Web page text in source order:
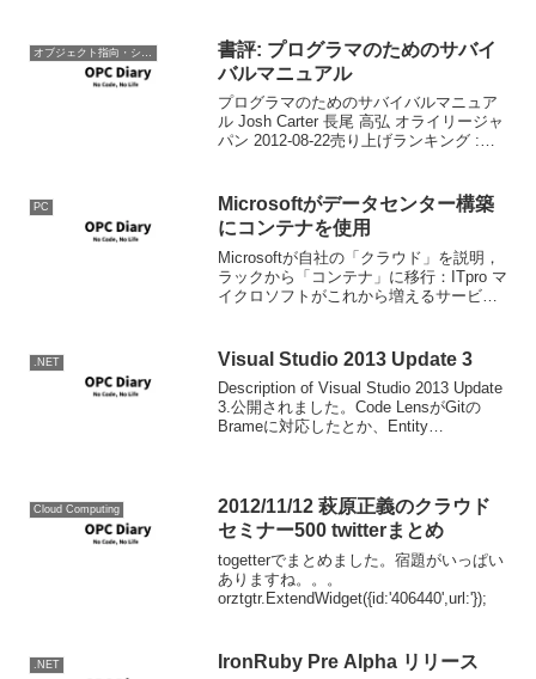
そのフォルダの右クリックでGit Bash
He...
オブジェクト指向・システム開発
書評: プログラマのためのサバイ
バルマニュアル
プログラマのためのサバイバルマニュア
ル Josh Carter 長尾 高弘 オライリージャ
パン 2012-08-22売り上げランキング :
PC
Microsoftがデータセンター構築
にコンテナを使用
Microsoftが自社の「クラウド」を説明，
ラックから「コンテナ」に移行：ITpro マ
イクロソフトがこれから増えるサービス
ベースではなくコンテナを使用して設備
の増強...
.NET Visual Studio 2013 Update 3
Description of Visual Studio 2013 Update
3.公開されました。Code LensがGitの
Brameに対応したとか、Entity
Cloud Computing
2012/11/12 萩原正義のクラウド
セミナー500 twitterまとめ
togetterでまとめました。宿題がいっぱい
ありますね。。。
orztgtr.ExtendWidget({id:'406440',url:'});
.NET IronRuby Pre Alpha リリース